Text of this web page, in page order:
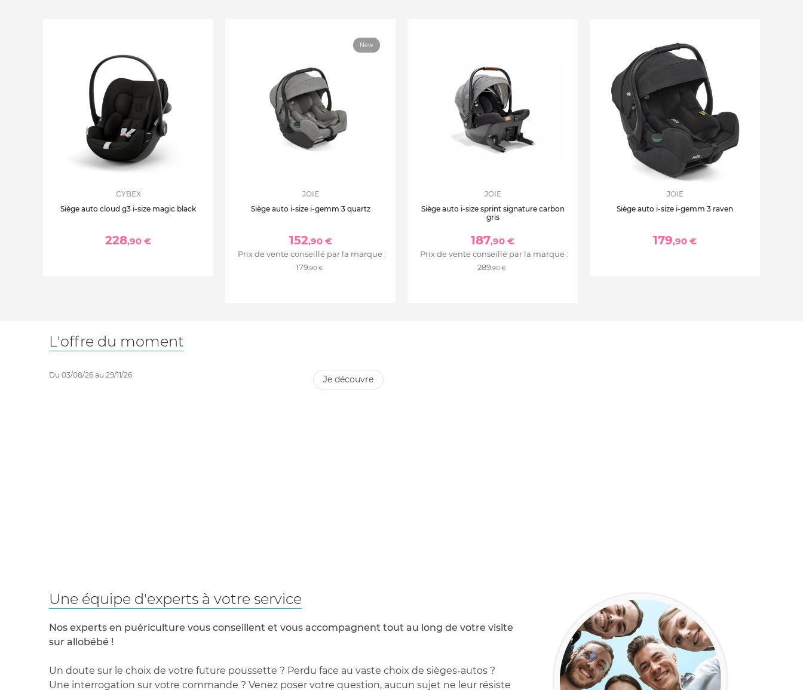
CYBEX
Siège auto cloud g3 i-size magic black
228,90 €
New
JOIE
Siège auto i-size i-gemm 3 quartz
152,90 €
Prix de vente conseillé par la marque :
179,90 €
JOIE
Siège auto i-size sprint signature carbon
gris
187,90 €
Prix de vente conseillé par la marque :
289,90 €
JOIE
Siège auto i-size i-gemm 3 raven
179,90 €
L'offre du moment
Du 03/08/26 au 29/11/26 je découvre
Une équipe d'experts à votre service
Nos experts en puériculture vous conseillent et vous accompagnent tout au long de votre visite
sur allobébé !
Un doute sur le choix de votre future poussette ? Perdu face au vaste choix de sièges-autos ?
Une interrogation sur votre commande ? Venez poser votre question, aucun sujet ne leur résiste